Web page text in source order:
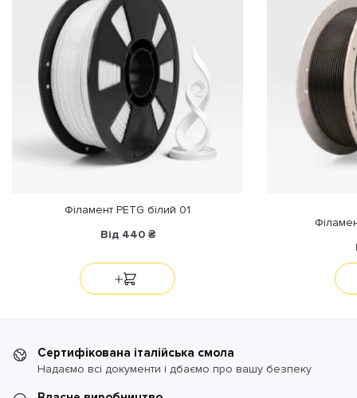
Філамент PETG білий 01
Від 440 ₴
Сертифікована італійська смола
Надаємо всі документи і дбаємо про вашу безпеку